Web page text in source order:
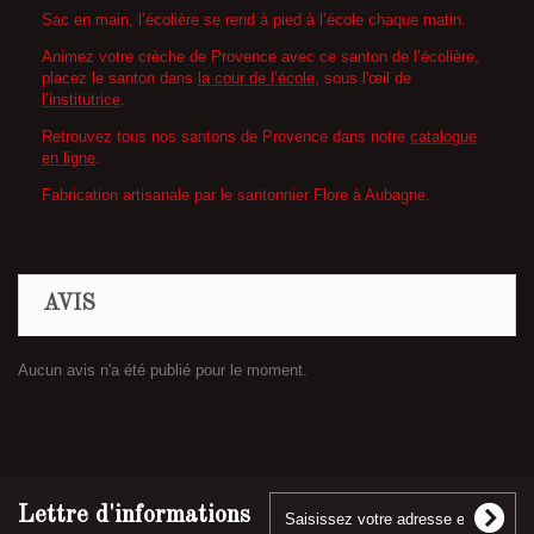
Sac en main, l’écolière se rend à pied à l’école chaque matin.
Animez votre crèche de Provence avec ce santon de l’écolière,
placez le santon dans la cour de l’école, sous l'œil de
l’institutrice.
Retrouvez tous nos santons de Provence dans notre catalogue
en ligne.
Fabrication artisanale par le santonnier Flore à Aubagne.
AVIS
Aucun avis n'a été publié pour le moment.
Lettre d'informations